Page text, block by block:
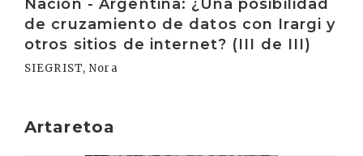
Nación - Argentina: ¿Una posibilidad
de cruzamiento de datos con Irargi y
otros sitios de internet? (III de III)
SIEGRIST, Nora
Artaretoa